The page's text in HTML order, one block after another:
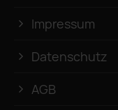
Impressum
Datenschutz
AGB